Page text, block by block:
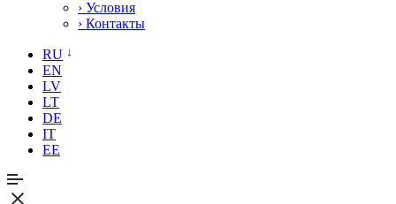
› Условия
› Контакты
RU
EN
LV
LT
DE
IT
EE